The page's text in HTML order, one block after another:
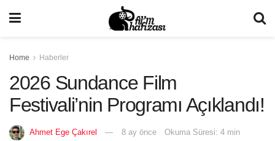
Home Haberler
2026 Sundance Film
Festivali’nin Programı Açıklandı!
Ahmet Ege Çakırel 8 ay önce Okuma Süresi: 4 min